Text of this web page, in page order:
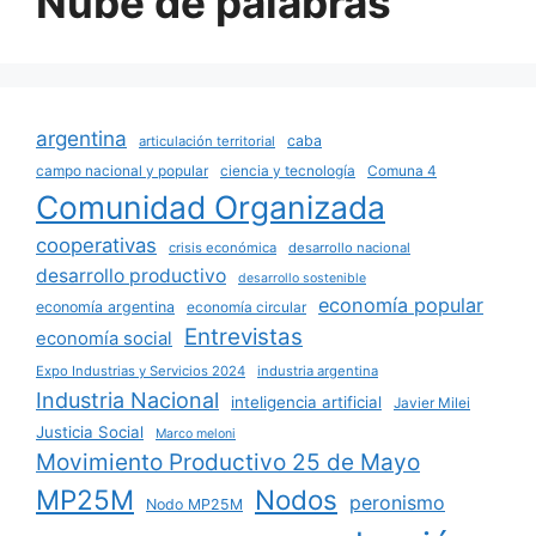
argentina articulación territorial
caba
campo nacional y popular
ciencia y tecnología Comuna 4
Comunidad Organizada
cooperativas crisis económica desarrollo nacional
desarrollo productivo desarrollo sostenible
economía argentina economía circular economía popular
economía social Entrevistas
Expo Industrias y Servicios 2024 industria argentina
Industria Nacional inteligencia artificial Javier Milei
Justicia Social Marco meloni
Movimiento Productivo 25 de Mayo
MP25M Nodo MP25M Nodos peronismo